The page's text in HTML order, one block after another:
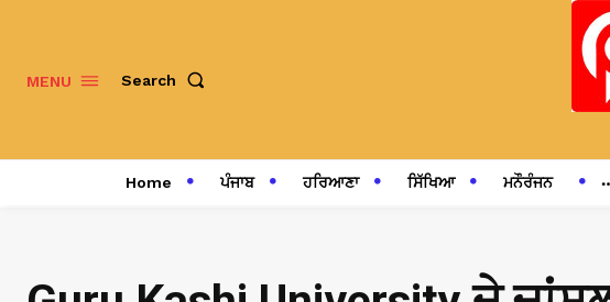
MENU Search
Home ਪੰਜਾਬ ਹਰਿਆਣਾ ਸਿੱਖਿਆ ਮਨੌਰੰਜਨ